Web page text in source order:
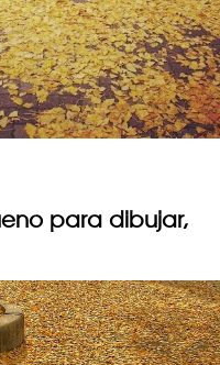
para dibujar,